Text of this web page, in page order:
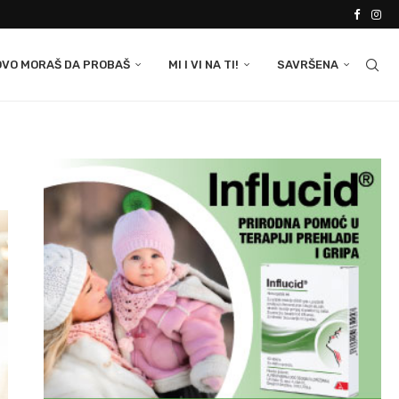
MORAŠ DA PROBAŠ MI I VI NA TI! SAVRŠENA